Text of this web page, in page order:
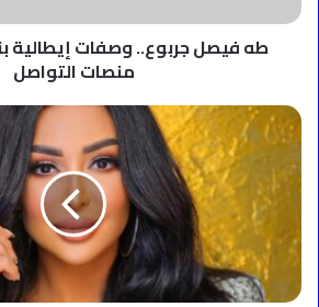
منصات
التواصلطه فيصل جربوع.. وصفات إيطالية
منصات التواصل
شاهيناز
فخوره
بدوله
التلاوه